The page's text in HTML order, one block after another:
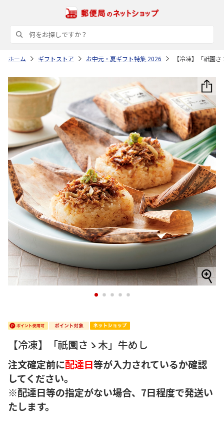
ホーム ギフトストア お中元・夏ギフト特集 2026 【冷凍】「祇園
1 2 3 4 5
【冷凍】「祇園さゝ木」牛めし
注文確定前に配達日等が入力されているか確認
してください。
※配達日等の指定がない場合、7日程度で発送い
たします。